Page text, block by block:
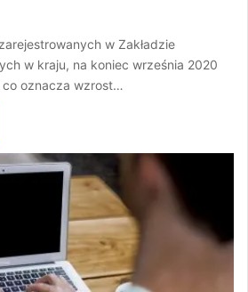
w Zakładzie
w kraju, na koniec września 2020
co oznacza wzrost…